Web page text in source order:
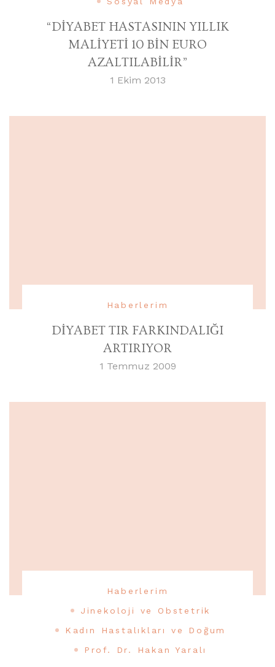
“DİYABET HASTASININ YILLIK
MALİYETİ 10 BİN EURO
AZALTILABİLİR”
1 Ekim 2013
Haberlerim
DİYABET TIR FARKINDALIĞI
ARTIRIYOR
1 Temmuz 2009
Haberlerim
Jinekoloji ve Obstetrik
Kadın Hastalıkları ve Doğum
Prof. Dr. Hakan Yaralı